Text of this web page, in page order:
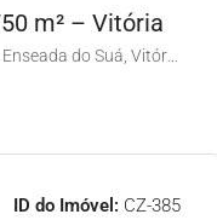
m² – Vitória
do Suá, Vitória - ES, Brasil
ID do Imóvel: CZ-385